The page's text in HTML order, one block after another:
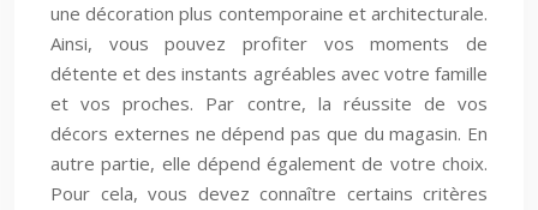
une décoration plus contemporaine et architecturale.
Ainsi, vous pouvez profiter vos moments de
détente et des instants agréables avec votre famille
et vos proches. Par contre, la réussite de vos
décors externes ne dépend pas que du magasin. En
autre partie, elle dépend également de votre choix.
Pour cela, vous devez connaître certains critères